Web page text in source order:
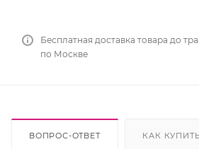
Бесплатная доставка товара до
по Москве
ВОПРОС-ОТВЕТ КАК